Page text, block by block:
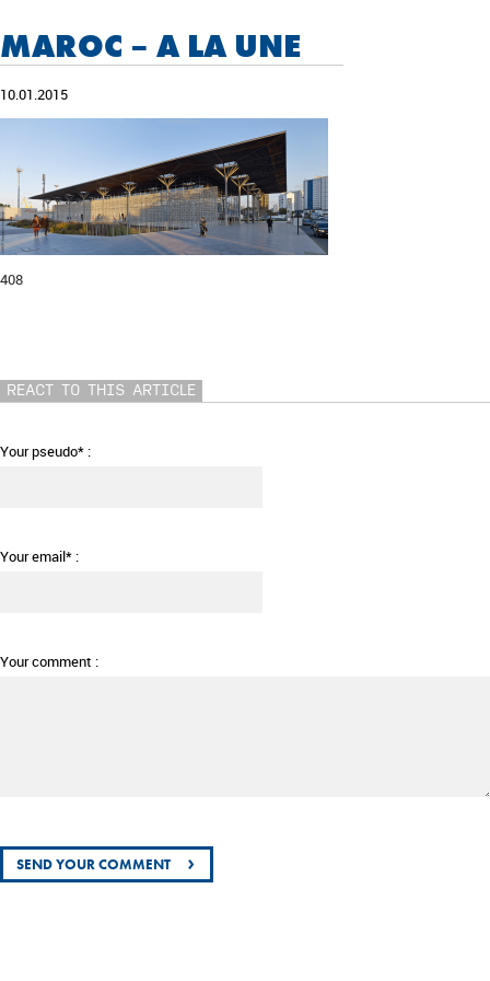
MAROC – A LA UNE
10.01.2015
408
REACT TO THIS ARTICLE
Your pseudo* :
Your email* :
Your comment :
›
SEND YOUR COMMENT